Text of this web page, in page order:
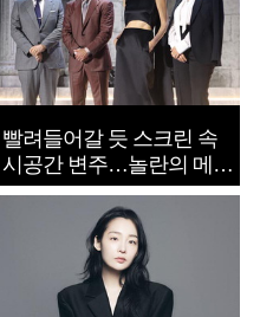
빨려들어갈 듯 스크린 속
시공간 변주…놀란의 메시
지는 ‘전쟁 속죄’